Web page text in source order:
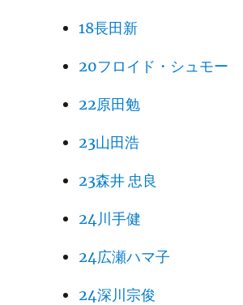
18長田新
20フロイド・シュモー
22原田勉
23山田浩
23森井 忠良
24川手健
24広瀬ハマ子
24深川宗俊